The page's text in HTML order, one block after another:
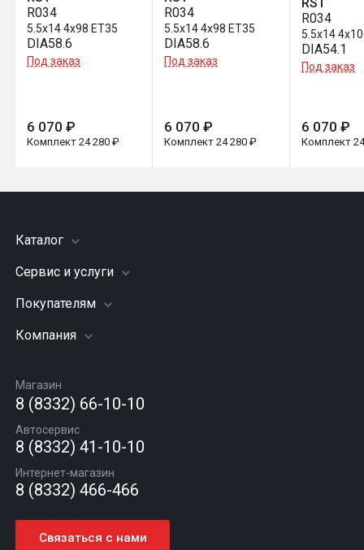
R034
5.5x14 4x98 ET35
DIA58.6
Под заказ
6 070 ₽
Комплект 24 280 ₽
R034
5.5x14 4x98 ET35
DIA58.6
Под заказ
6 070 ₽
Комплект 24 280 ₽
R034
5.5x14
DIA54.1
Под заказ
6 070 ₽
Комплект
Каталог
Шины
Грузовые шины
Диски
Автомасла
Сервис и услуги
Заправка кондиционера
Подвеска (ходовая часть)
Шиномонтаж
Покупателям
Акции
Гарантии и возврат
Компания
Вакансии
Новости
Статьи
Контакты
Магазин
8 (8332) 66-10-10
Автосервис
8 (8332) 41-10-10
Интернет-магазин
8 (8332) 466-466
Связаться с нами